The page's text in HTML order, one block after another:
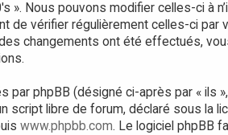
». Nous pouvons modifier celles-ci à
de vérifier régulièrement celles-ci
changements ont été effectués,
phpBB (désigné ci-après par « ils »,
script libre de forum, déclaré sous la
www.phpbb.com. Le logiciel phpBB